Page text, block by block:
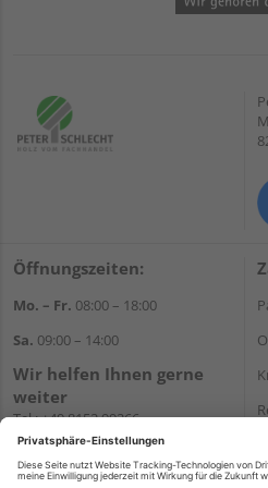
Öffnungszeiten:
Mo. – Fr. 08:00 – 18:00
Sa. 09:00 – 14:00
Wir helfen Ihnen gerne
weiter
Tel.:+49 8152 99266
E-Mail:shop@schlecht.de